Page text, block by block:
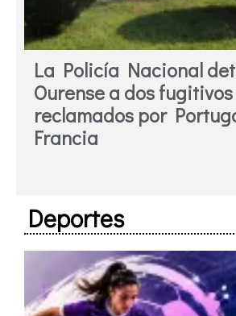
La Policía Nacional
Ourense a dos fugitivos
reclamados por
Francia
Deportes